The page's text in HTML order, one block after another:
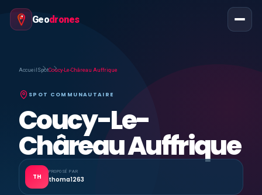
Geodrones
Accueil SpotCoucy-Le-Châreau Auffrique
SPOT COMMUNAUTAIRE
Coucy-Le-
Châreau Auffrique
TH
PROPOSÉ PAR
thoma1263